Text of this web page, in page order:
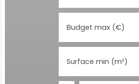
Budget max (€)
Surface min (m²)